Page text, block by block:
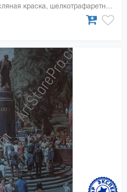
150 x 100 см, холст, масляная краска, шелкотрафаретная краска